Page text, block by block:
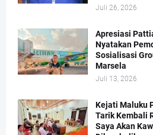
Juli 26, 2026
Apresiasi
Nyatakan
Sosialisasi
Marsela
Juli 13, 2026
Kejati Maluku
Tarik Kembali
Saya Akan